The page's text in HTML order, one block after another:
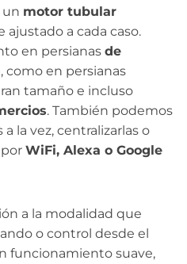
un motor tubular
a cada caso.
en persianas de
, como en persianas
tamaño e incluso
. También podemos
la vez, centralizarlas o
WiFi, Alexa o Google
a la modalidad que
o control desde el
funcionamiento suave,